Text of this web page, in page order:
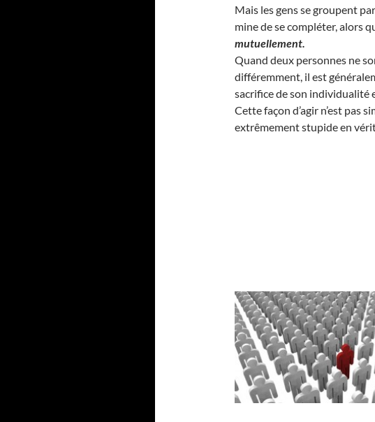
Mais les gens se groupent
mine de se compléter, alors
mutuellement.
Quand deux personnes ne
différemment, il est
sacrifice de son individualité
Cette façon d’agir n’est pas
extrêmement stupide en